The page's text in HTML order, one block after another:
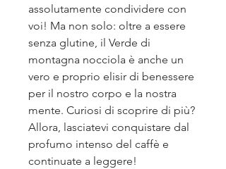
assolutamente condividere con
voi! Ma non solo: oltre a essere
senza glutine, il Verde di
montagna nocciola è anche un
vero e proprio elisir di benessere
per il nostro corpo e la nostra
mente. Curiosi di scoprire di più?
Allora, lasciatevi conquistare dal
profumo intenso del caffè e
continuate a leggere!